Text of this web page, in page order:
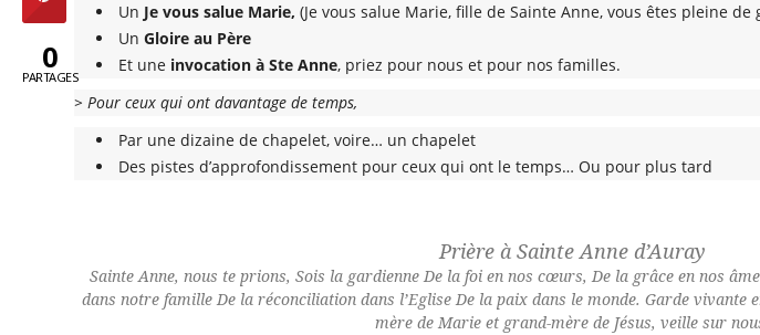
Un Je vous salue Marie, (Je vous salue Marie, fille de Sainte Anne, vous êtes pleine de
Un Gloire au Père
Et une invocation à Ste Anne, priez pour nous et pour nos familles.
> Pour ceux qui ont davantage de temps,
Par une dizaine de chapelet, voire… un chapelet
Des pistes d’approfondissement pour ceux qui ont le temps… Ou pour plus tard
Prière à Sainte Anne d’Auray
Sainte Anne, nous te prions, Sois la gardienne De la foi en nos cœurs, De la grâce en nos
dans notre famille De la réconciliation dans l’Eglise De la paix dans le monde. Garde vivante
mère de Marie et grand-mère de Jésus, veille sur
0
PARTAGES